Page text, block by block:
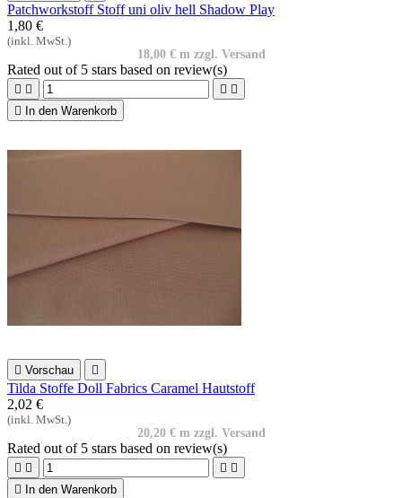
Patchworkstoff Stoff uni oliv hell Shadow Play
1,80 €
(inkl. MwSt.)
18,00 € m zzgl. Versand
Rated out of 5 stars based on review(s)
   

In den Warenkorb
 Vorschau 
Tilda Stoffe Doll Fabrics Caramel Hautstoff
2,02 €
(inkl. MwSt.)
20,20 € m zzgl. Versand
Rated out of 5 stars based on review(s)
   

In den Warenkorb